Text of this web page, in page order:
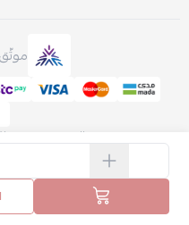
الحقوق محفوظة |